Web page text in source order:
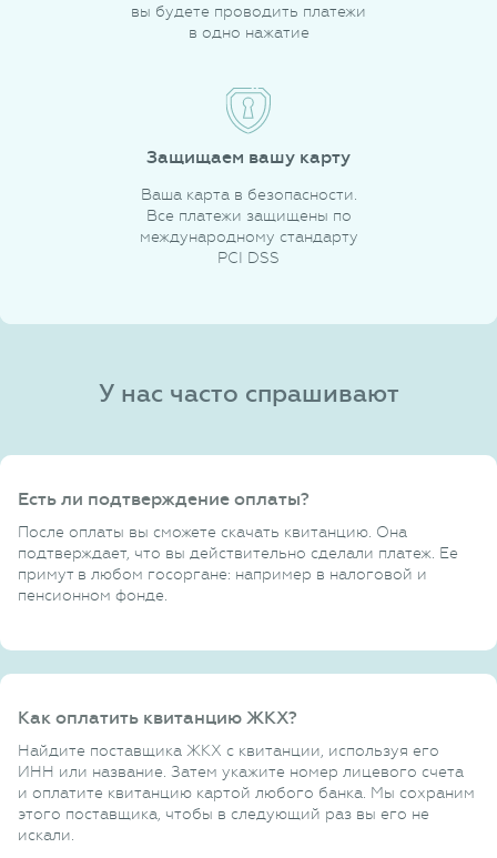
вы будете проводить платежи
в одно нажатие
Защищаем вашу карту
Ваша карта в безопасности.
Все платежи защищены по
международному стандарту
PCI DSS
У нас часто спрашивают
Есть ли подтверждение оплаты?
После оплаты вы сможете скачать квитанцию. Она
подтверждает, что вы действительно сделали платеж. Ее
примут в любом госоргане: например в налоговой и
пенсионном фонде.
Как оплатить квитанцию ЖКХ?
Найдите поставщика ЖКХ с квитанции, используя его
ИНН или название. Затем укажите номер лицевого счета
и оплатите квитанцию картой любого банка. Мы сохраним
этого поставщика, чтобы в следующий раз вы его не
искали.